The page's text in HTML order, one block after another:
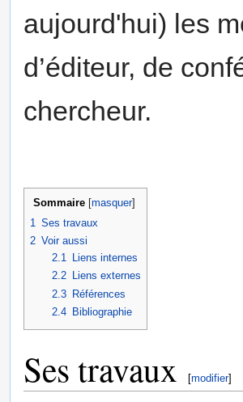
aujourd'hui) les
d’éditeur, de
chercheur.
Sommaire[masquer]
1 Ses travaux
2 Voir aussi
2.1
Liens internes
2.2
Liens externes
2.3 Références
2.4
Bibliographie
Ses travaux [modifier]